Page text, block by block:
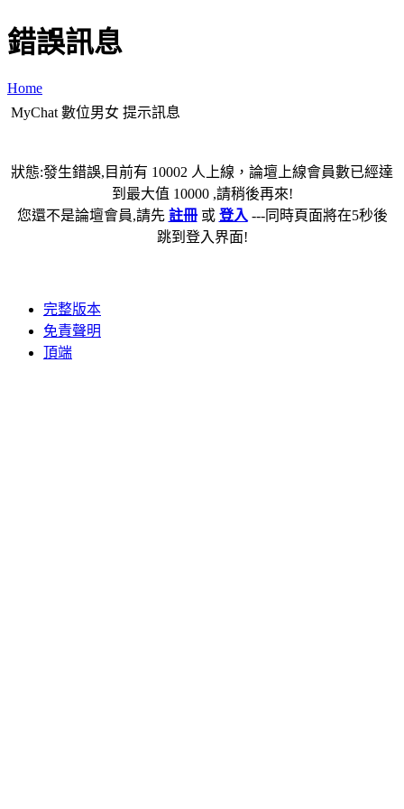
錯誤訊息
Home
MyChat 數位男女 提示訊息
狀態:發生錯誤,目前有 10002 人上線，論壇上線會員數已經達
到最大值 10000 ,請稍後再來!
您還不是論壇會員,請先 註冊或 登入 ---同時頁面將在5秒後
跳到登入界面!
完整版本
免責聲明
頂端